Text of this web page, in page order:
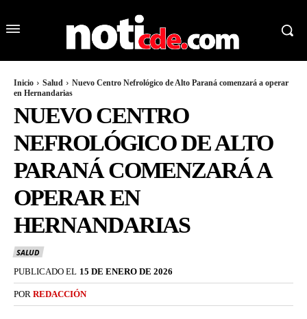
Inicio Salud
Nuevo Centro Nefrológico de Alto Paraná comenzará a operar
en Hernandarias
NUEVO CENTRO
NEFROLÓGICO DE ALTO
PARANÁ COMENZARÁ A
OPERAR EN
HERNANDARIAS
SALUD
PUBLICADO EL 15 DE ENERO DE 2026
POR REDACCIÓN